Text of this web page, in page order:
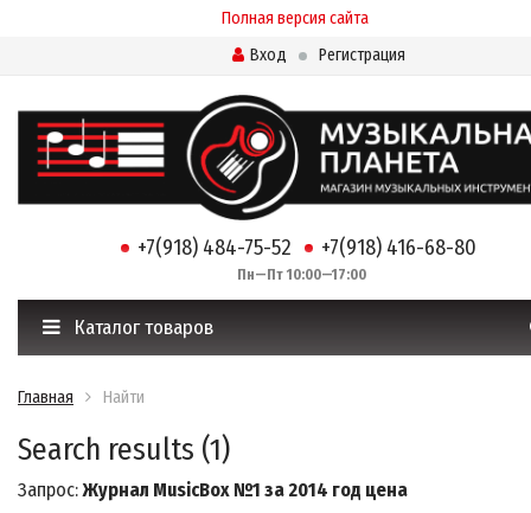
Полная версия сайта
Вход
Регистрация
+7(918) 484-75-52 +7(918) 416-68-80
Пн—Пт 10:00—17:00
Каталог товаров
Главная Найти
Search results (1)
Запрос:Журнал MusicBox №1 за 2014 год цена